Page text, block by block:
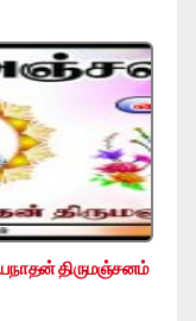
திருமஞ்சனம்